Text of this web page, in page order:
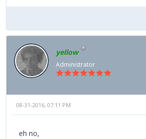
yellow
Administrator
08-31-2016, 07:11 PM
eh no,